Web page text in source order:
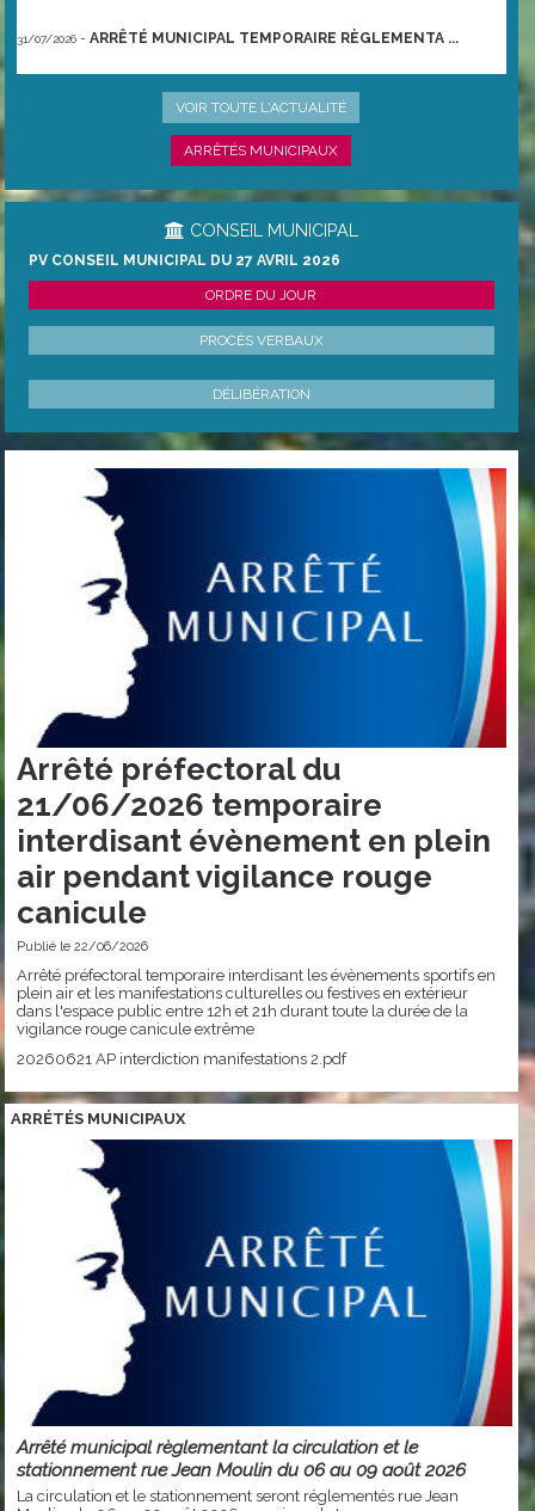
ARRÊTÉ MUNICIPAL TEMPORAIRE RÈGLEMENTA ...
ARRÊTÉ PRÉFECTORAL DU 21/06/2026 TEMPO ...
VOIR TOUTE L'ACTUALITÉ
ARRÊTÉS MUNICIPAUX
CONSEIL MUNICIPAL
PV CONSEIL MUNICIPAL DU 27 AVRIL 2026
ORDRE DU JOUR
PROCÈS VERBAUX
DÉLIBÉRATION
Arrêté préfectoral du
21/06/2026 temporaire
interdisant évènement en plein
air pendant vigilance rouge
canicule
Publié le 22/06/2026
Arrêté préfectoral temporaire interdisant les évènements sportifs en
plein air et les manifestations culturelles ou festives en extérieur
dans l'espace public entre 12h et 21h durant toute la durée de la
vigilance rouge canicule extrême
20260621 AP interdiction manifestations 2.pdf
ARRÉTÉS MUNICIPAUX
Arrêté municipal règlementant la circulation et le
stationnement rue Jean Moulin du 06 au 09 août 2026
La circulation et le stationnement seront réglementés rue Jean